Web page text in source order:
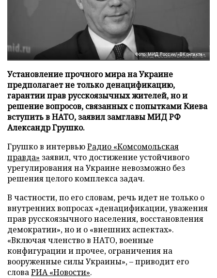
Фото: МИД России/«ВКонтакте»
Установление прочного мира на Украине
предполагает не только денацификацию,
гарантии прав русскоязычных жителей, но и
решение вопросов, связанных с попытками Киева
вступить в НАТО, заявил замглавы МИД РФ
Александр Грушко.
Грушко в интервьюРадио «Комсомольская
правда» заявил, что достижение устойчивого
урегулирования на Украине невозможно без
решения целого комплекса задач.
В частности, по его словам, речь идет не только о
внутренних вопросах «денацификации, уважения
прав русскоязычного населения, восстановления
демократии», но и о «внешних аспектах».
«Включая членство в НАТО, военные
конфигурации и прочее, ограничения на
вооруженные силы Украины», – приводит его
словаРИА «Новости».